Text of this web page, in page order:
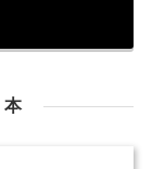
本